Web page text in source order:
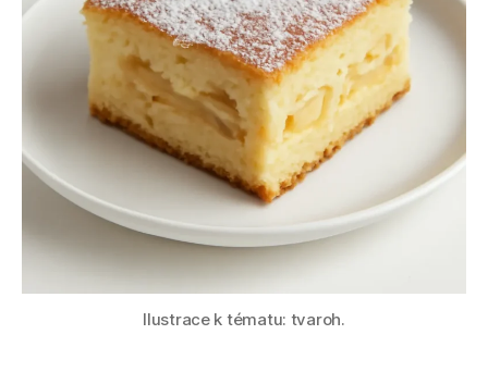
Ilustrace k tématu: tvaroh.